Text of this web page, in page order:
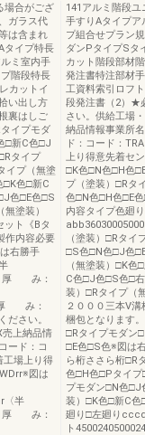
場合がござ
ガラス代
は含まれ
タイプ特長
ミ室内手
階段特長
カットイ
い出し方
裏はしご
イプモダ
□新C色□J
タイプ
イプ（無塗
□K色□新C
色□E色□S
塗装）
ト《Bタ
作内容必要
右勝手
み：
み：
さい。
売上納品情
ード：コ
工場上り得
図は
み：
141アルミ階段
手すりAタイプア
プ組合せプラン
ダンPタイプSタ
カット階段部材
発注書特注部材
工資料索引ロフ
段発注書（2）★
さい。供給工場
納品情報事業所
ド：コード：
上り得意先着セ
□K色□N色□H色
プ（塗装）□Rタ
色□N色□H色□E
内容タイプ色廻
（塗装）□Rタ
□S色□N色□J色
（無塗装）□K
C色□J色□S色□
装）□Rタイプ（
２０００三本V
梱包となります
□Rタイプモダン
□E色□S色※図は
ら桁ささら桁□R
色□H色□Pタイ
プモダン□N色□J
装）□K色□新C
廻り□左廻り
ト